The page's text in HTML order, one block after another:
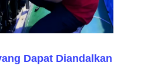
Dapat Diandalkan